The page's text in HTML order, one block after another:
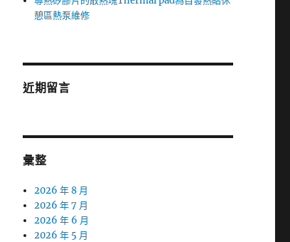
憩區熱泵維修
近期留言
彙整
2026 年 8 月
2026 年 7 月
2026 年 6 月
2026 年 5 月